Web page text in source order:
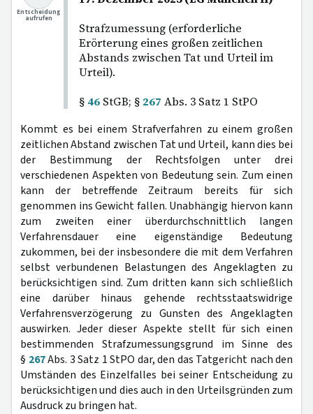
Strafzumessung (erforderliche
Erörterung eines großen zeitlichen
Abstands zwischen Tat und Urteil im
Urteil).
§ 46 StGB; § 267 Abs. 3 Satz 1 StPO
Entscheidung
aufrufen
Kommt es bei einem Strafverfahren zu einem großen
zeitlichen Abstand zwischen Tat und Urteil, kann dies bei
der Bestimmung der Rechtsfolgen unter drei
verschiedenen Aspekten von Bedeutung sein. Zum einen
kann der betreffende Zeitraum bereits für sich
genommen ins Gewicht fallen. Unabhängig hiervon kann
zum zweiten einer überdurchschnittlich langen
Verfahrensdauer eine eigenständige Bedeutung
zukommen, bei der insbesondere die mit dem Verfahren
selbst verbundenen Belastungen des Angeklagten zu
berücksichtigen sind. Zum dritten kann sich schließlich
eine darüber hinaus gehende rechtsstaatswidrige
Verfahrensverzögerung zu Gunsten des Angeklagten
auswirken. Jeder dieser Aspekte stellt für sich einen
bestimmenden Strafzumessungsgrund im Sinne des
§ 267Abs. 3 Satz 1 StPO dar, den das Tatgericht nach den
Umständen des Einzelfalles bei seiner Entscheidung zu
berücksichtigen und dies auch in den Urteilsgründen zum
Ausdruck zu bringen hat.